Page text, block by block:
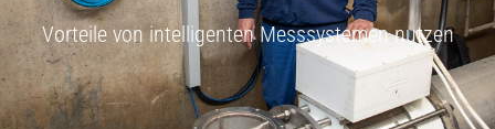
Vorteile von intelligenten Messsystemen nutzen